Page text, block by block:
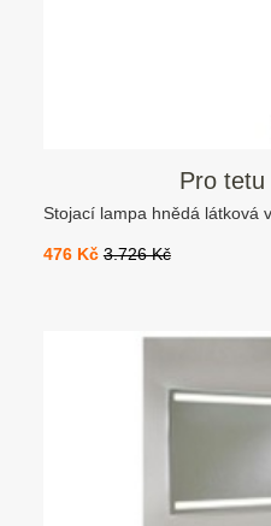
Pro
Stojací lampa hnědá látková
476 Kč3.726 Kč